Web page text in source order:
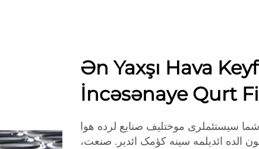
Ən Yaxşı Hava
İncəsənaye Qurt
سیستئملری موختلیف صنایع لرده هوا
الده ائدیلمه سینه کؤمک ائدیر. صنعت،